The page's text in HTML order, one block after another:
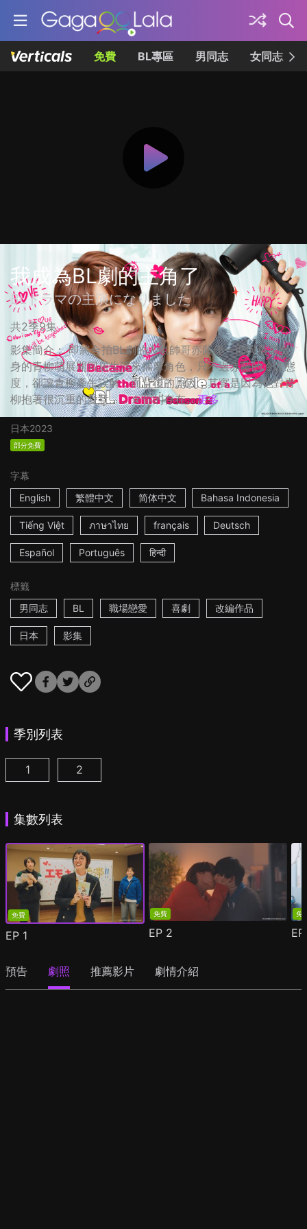
免費 BL專區 男同志 女同志
我成為BL劇的主角了
BLドラマの主演になりました
共2季9集
影集簡介： 即將合拍BL劇的人氣帥哥赤藤優一郎與童星出
身的青柳萌展開同居生活來揣摩角色，只不過赤藤的冷淡態
度，卻讓青柳產生誤解，而背後的原因，其實是因為他對青
柳抱著很沉重的愛意…… ☆你的存在... 更多
日本2023
部分免費
字幕
English
繁體中文 简体中文 Bahasa Indonesia
Tiếng Việt ภาษาไทย français Deutsch
Español Português हिन्दी
標籤
男同志
BL 職場戀愛 喜劇 改編作品
日本 影集
季別列表
我成為BL劇的主角了 第1集
1 我成為BL劇的主角了 第2季 第1集
2
集數列表
免費
EP 1
免費
EP 2
免
預告 劇照 推薦影片 劇情介紹